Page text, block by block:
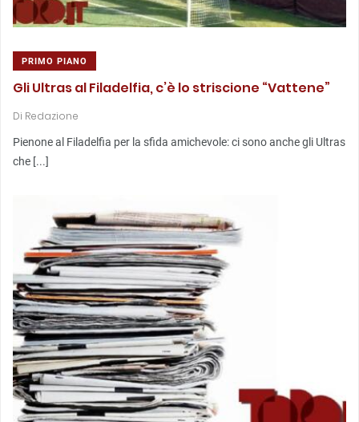
PRIMO PIANO
Gli Ultras al Filadelfia, c’è lo striscione “Vattene”
Di Redazione
Pienone al Filadelfia per la sfida amichevole: ci sono anche gli Ultras
che [...]